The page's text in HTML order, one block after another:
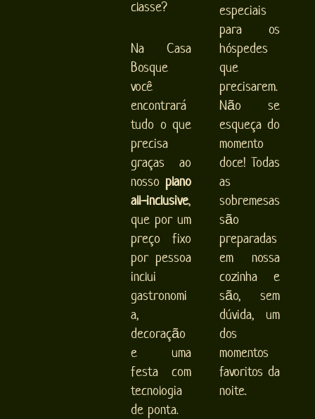
classe?
Na Casa
Bosque
você
encontrará
tudo o que
precisa
graças ao
nosso plano
all-inclusive,
que por um
preço fixo
por pessoa
inclui
gastronomi
a,
decoração
e uma
festa com
tecnologia
de ponta.
especiais
para os
hóspedes
que
precisarem.
Não se
esqueça do
momento
doce! Todas
as
sobremesas
são
preparadas
em nossa
cozinha e
são, sem
dúvida, um
dos
momentos
favoritos da
noite.